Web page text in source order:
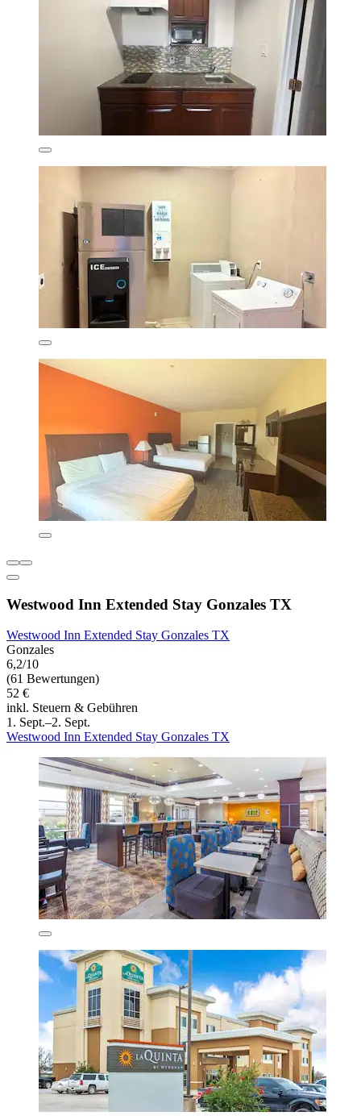
Westwood Inn Extended Stay Gonzales TX
Westwood Inn Extended Stay Gonzales TX
Gonzales
6,2/10
(61 Bewertungen)
52 €
inkl. Steuern & Gebühren
1. Sept.–2. Sept.
Westwood Inn Extended Stay Gonzales TX